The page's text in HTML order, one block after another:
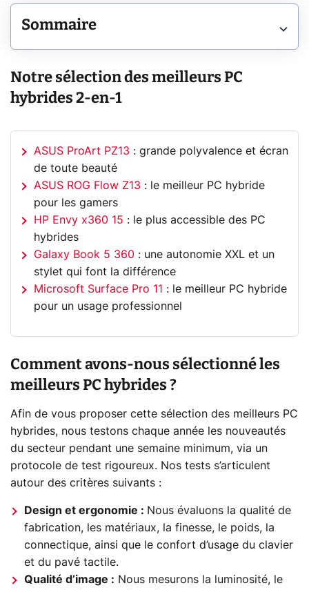
Sommaire
Notre sélection des meilleurs PC
hybrides 2-en-1
ASUS ProArt PZ13 : grande polyvalence et écran
de toute beauté
ASUS ROG Flow Z13 : le meilleur PC hybride
pour les gamers
HP Envy x360 15 : le plus accessible des PC
hybrides
Galaxy Book 5 360 : une autonomie XXL et un
stylet qui font la différence
Microsoft Surface Pro 11 : le meilleur PC hybride
pour un usage professionnel
Comment avons-nous sélectionné les
meilleurs PC hybrides ?
Afin de vous proposer cette sélection des meilleurs PC
hybrides, nous testons chaque année les nouveautés
du secteur pendant une semaine minimum, via un
protocole de test rigoureux. Nos tests s’articulent
autour des critères suivants :
Design et ergonomie : Nous évaluons la qualité de
fabrication, les matériaux, la finesse, le poids, la
connectique, ainsi que le confort d’usage du clavier
et du pavé tactile.
Qualité d’image : Nous mesurons la luminosité, le